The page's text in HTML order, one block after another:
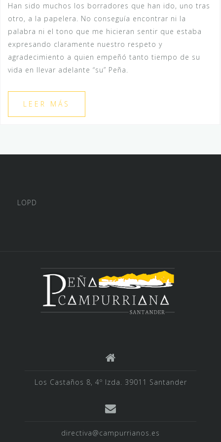
Han sido muchos los borradores que han ido, uno tras
otro, a la papelera. No conseguía encontrar ni la
palabra ni el tono que me hicieran sentir que estaba
expresando claramente nuestro respeto y
agradecimiento a quien empeñó tanto tiempo de su
vida en llevar adelante “su” Peña.
LEER MÁS
LOPD
Los Castaños 8, 4º Izda. 39011 Santander
directiva@campurrianos.es